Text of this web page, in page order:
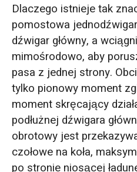
Dlaczego istnieje tak
pomostowa
dźwigar główny, a
mimośrodowo, aby
pasa z jednej strony.
tylko pionowy moment
moment skręcający
podłużnej dźwigara
obrotowy jest
czołowe na koła,
po stronie niosącej